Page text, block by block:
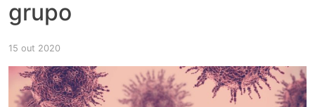
grupo
15 out 2020